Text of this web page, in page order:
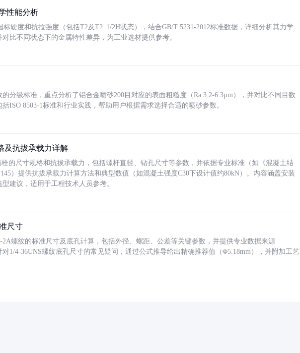
性能分析
硬度和抗拉强度（包括T2及T2_1/2H状态），结合GB/T 5231-2012标准数据，详细分析其力学
比不同状态下的金属特性差异，为工业选材提供参考。
分级标准，重点分析了铝合金喷砂200目对应的表面粗糙度（Ra 3.2-6.3μm），并对比不同目数
ISO 8503-1标准和行业实践，帮助用户根据需求选择合适的喷砂参数。
及抗拔承载力详解
的尺寸规格和抗拔承载力，包括螺杆直径、钻孔尺寸等参数，并依据专业标准（如《混凝土结
）提供抗拔承载力计算方法和典型数值（如混凝土强度C30下设计值约80kN）。内容涵盖安装
建议，适用于工程技术人员参考。
尺寸
2A螺纹的标准尺寸及底孔计算，包括外径、螺距、公差等关键参数，并提供专业数据来源
对1/4-36UNS螺纹底孔尺寸的常见疑问，通过公式推导给出精确推荐值（Φ5.18mm），并附加工艺